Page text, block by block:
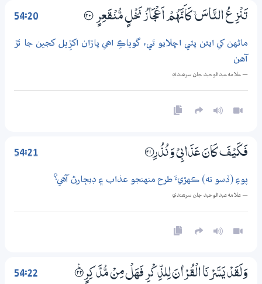
54:20 تَنْزِعُ النَّاسَ ۙ كَاَنَّهُمْ اَعْجَازُ نَخْلٍ مُّنْقَعِرٍ ؀20
ماڻهن کي ايئن پٽي اڇلايو ٿي، گوياڪِ اهي پاڙان اکڙِيل کجين جا ٿڙ
آهن
— علامه عبدالوحيد جان سرھندي
54:21 فَكَيْفَ كَانَ عَذَابِيْ وَنُذُرِ ؀21
پوءِ (ڏسو ته) ڪهڙيءَ طرح منهنجو عذاب ۽ ڊيڄارڻ آهي؟
— علامه عبدالوحيد جان سرھندي
54:22 وَلَقَدْ يَسَّرْنَا الْقُرْاٰنَ لِلذِّكْرِ فَهَلْ مِنْ مُّدَّكِرٍ ۝ۧ22